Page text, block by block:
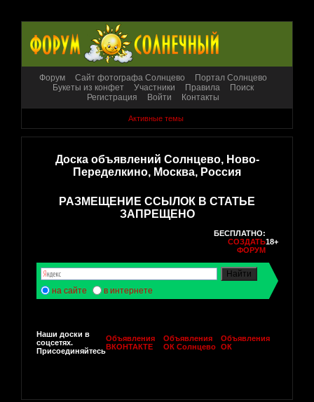
Форум Сайт фотографа Солнцево
Портал Солнцево
Букеты из конфет
Участники Правила
Поиск
Регистрация
Войти Контакты
Активные темы
Доска объявлений Солнцево, Ново-
Переделкино, Москва, Россия
РАЗМЕЩЕНИЕ ССЫЛОК В СТАТЬЕ
ЗАПРЕЩЕНО
БЕСПЛАТНО:
СОЗДАТЬ
ФОРУМ
18+
на сайте в интернете
Наши доски в
соцсетях.
Присоединяйтесь
Объявления
ВКОНТАКТЕ
Объявления
ОК Солнцево
Объявления
ОК